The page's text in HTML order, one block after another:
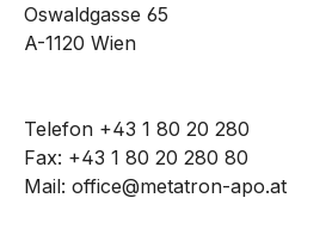
Oswaldgasse 65
A-1120 Wien
Telefon +43 1 80 20 280
Fax: +43 1 80 20 280 80
Mail: office@metatron-apo.at